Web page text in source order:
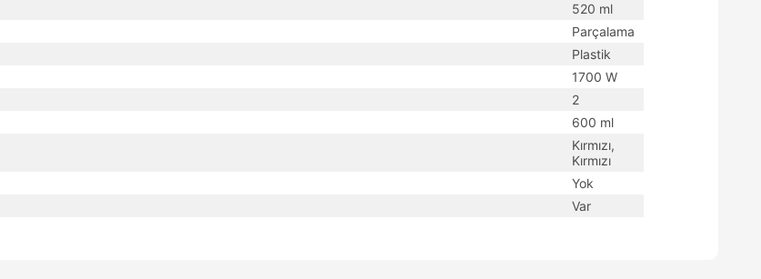
520 ml
Parçalama
Plastik
1700 W
2
600 ml
Kırmızı,
Kırmızı
Yok
Var